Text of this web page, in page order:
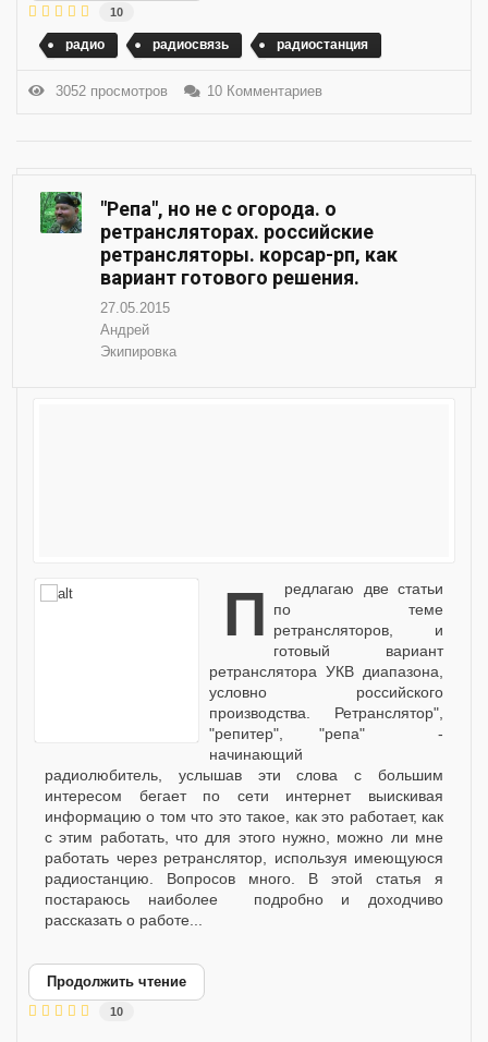
10
радио радиосвязь радиостанция
3052 просмотров 10 Комментариев
"Репа", но не с огорода. о
ретрансляторах. российские
ретрансляторы. корсар-рп, как
вариант готового решения.
27.05.2015
Андрей
Экипировка
предлагаю две статьи
по теме
ретрансляторов, и
готовый вариант
ретранслятора УКВ диапазона,
условно российского
производства. Ретранслятор",
"репитер", "репа" -
начинающий
радиолюбитель, услышав эти слова с большим
интересом бегает по сети интернет выискивая
информацию о том что это такое, как это работает, как
с этим работать, что для этого нужно, можно ли мне
работать через ретранслятор, используя имеющуюся
радиостанцию. Вопросов много. В этой статья я
постараюсь наиболее подробно и доходчиво
рассказать о работе...
Продолжить чтение
10